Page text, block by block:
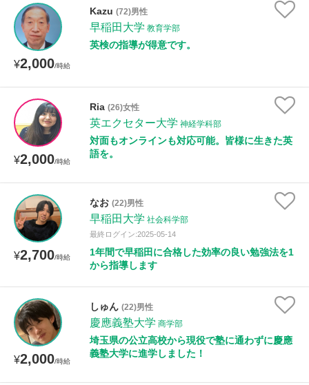
¥2,000/時給
Kazu (72)男性
早稲田大学 教育学部
英検の指導が得意です。
¥2,000/時給
Ria (26)女性
英エクセター大学 神経学科部
対面もオンラインも対応可能。皆様に生きた英
語を。
¥2,700/時給
なお (22)男性
早稲田大学 社会科学部
最終ログイン:2025-05-14
1年間で早稲田に合格した効率の良い勉強法を1
から指導します
¥2,000/時給
しゅん (22)男性
慶應義塾大学 商学部
埼玉県の公立高校から現役で塾に通わずに慶應
義塾大学に進学しました！